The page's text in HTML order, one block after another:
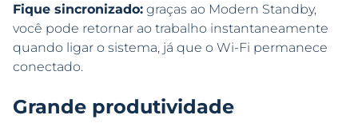
Fique sincronizado: graças ao Modern Standby,
você pode retornar ao trabalho instantaneamente
quando ligar o sistema, já que o Wi-Fi permanece
conectado.
Grande produtividade